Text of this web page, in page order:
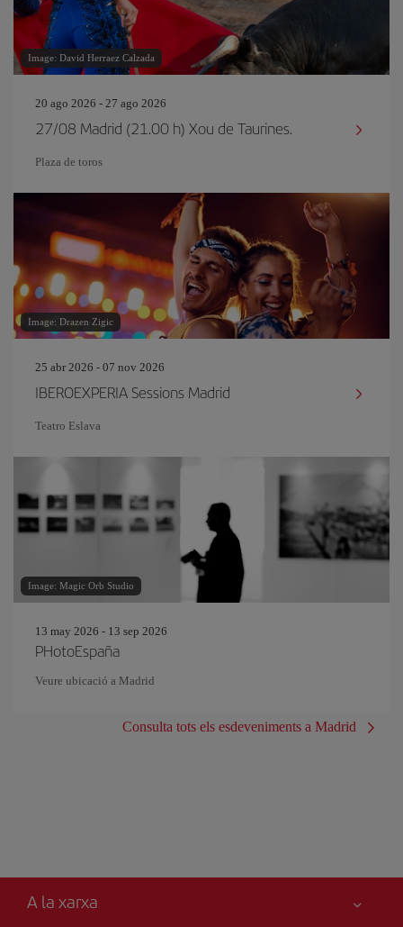
Image: David Herraez Calzada
20 ago 2026 - 27 ago 2026
27/08 Madrid (21.00 h) Xou de Taurines.
Plaza de toros
Image: Drazen Zigic
25 abr 2026 - 07 nov 2026
IBEROEXPERIA Sessions Madrid
Teatro Eslava
Image: Magic Orb Studio
13 may 2026 - 13 sep 2026
PHotoEspaña
Veure ubicació a Madrid
Consulta tots els esdeveniments a Madrid
A la xarxa